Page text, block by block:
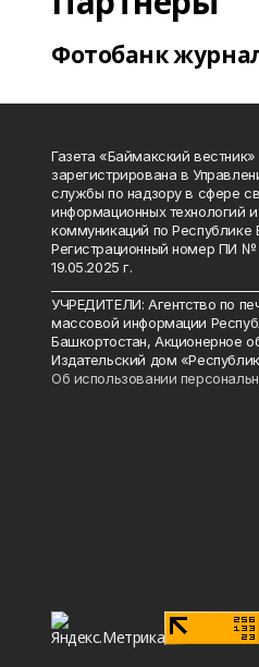
Фотобанк
Газета «Баймакский вестник»
зарегистрирована в
службы по надзору в сфере
информационных технологий
коммуникаций по Республике
Регистрационный номер ПИ №
19.05.2025 г.
УЧРЕДИТЕЛИ: Агентство по
массовой информации
Башкортостан, Акционерное
Издательский дом
Об использовании